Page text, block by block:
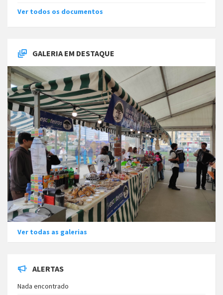
Ver todos os documentos
GALERIA EM DESTAQUE
Ver todas as galerias
ALERTAS
Nada encontrado